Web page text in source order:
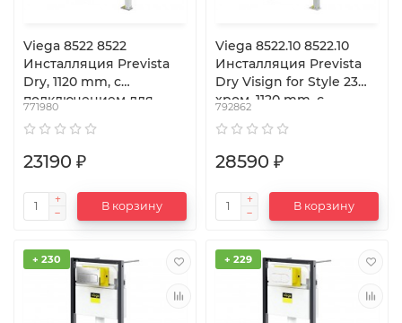
Viega 8522 8522
Инсталляция Prevista
Dry, 1120 mm, с
подключением для
771980
23190 ₽
В корзину
Viega 8522.10 8522.10
Инсталляция Prevista
Dry Visign for Style 23
хром, 1120 mm, с
унитаза-биде
792862
28590 ₽
В корзину
+ 230 + 229